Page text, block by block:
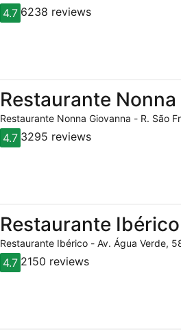
4.7 6238 reviews
Restaurante
Restaurante Nonna Giovanna - R. São
4.7 3295 reviews
Restaurante Ibérico
Restaurante Ibérico - Av. Água Verde,
4.7 2150 reviews